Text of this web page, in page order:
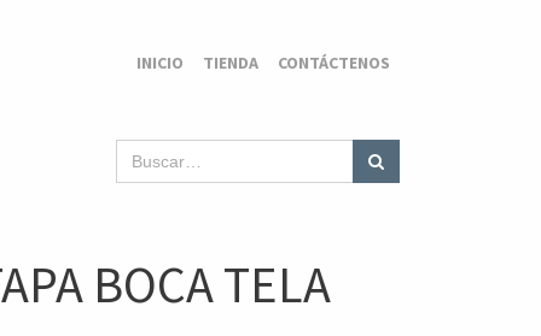
INICIO TIENDA CONTÁCTENOS
BOCA TELA